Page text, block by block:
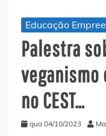
Educação
Palestra
veganismo
no CEST…
qua 04/10/2023